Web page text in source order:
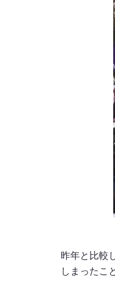
昨年と比較
しまったこ